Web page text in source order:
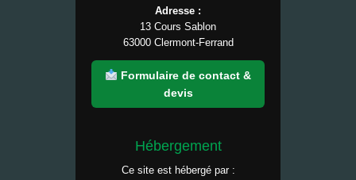
Adresse :
13 Cours Sablon
63000 Clermont-Ferrand
Formulaire de contact &
devis
Hébergement
Ce site est hébergé par :